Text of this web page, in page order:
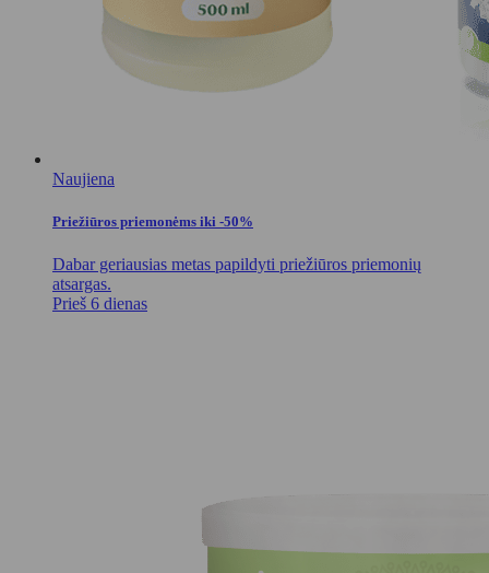
Naujiena
Priežiūros priemonėms iki -50%
Dabar geriausias metas papildyti priežiūros priemonių
atsargas.
Prieš 6 dienas